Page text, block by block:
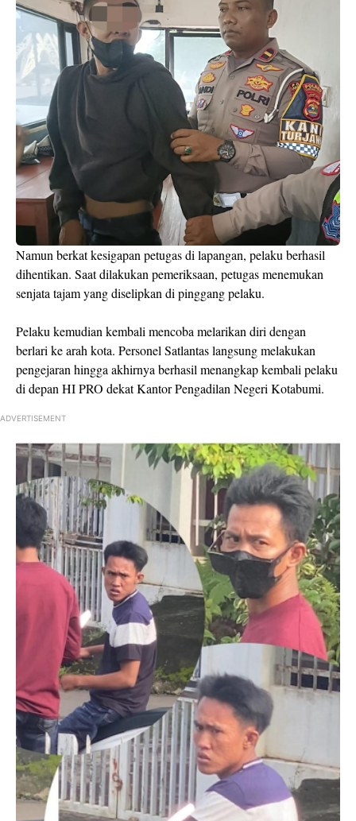
Namun berkat kesigapan petugas di lapangan, pelaku berhasil
dihentikan. Saat dilakukan pemeriksaan, petugas menemukan
senjata tajam yang diselipkan di pinggang pelaku.
Pelaku kemudian kembali mencoba melarikan diri dengan
berlari ke arah kota. Personel Satlantas langsung melakukan
pengejaran hingga akhirnya berhasil menangkap kembali pelaku
di depan HI PRO dekat Kantor Pengadilan Negeri Kotabumi.
ADVERTISEMENT